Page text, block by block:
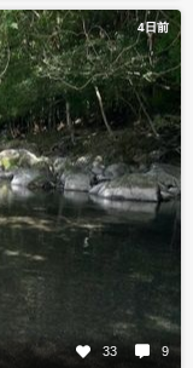
4日前
33 9